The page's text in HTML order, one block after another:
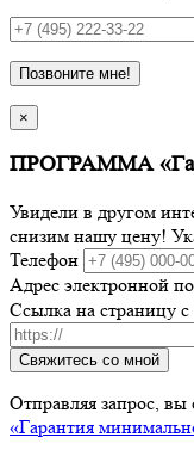
Позвоните мне!
×
ПРОГРАММА
Увидели в другом
снизим нашу цену!
Телефон
Адрес электронной
Ссылка на страницу
Свяжитесь со мной
Отправляя запрос,
«Гарантия